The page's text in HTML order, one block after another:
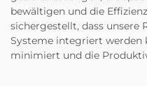
bewältigen und die
sichergestellt, dass unsere
Systeme integriert werden
minimiert und die